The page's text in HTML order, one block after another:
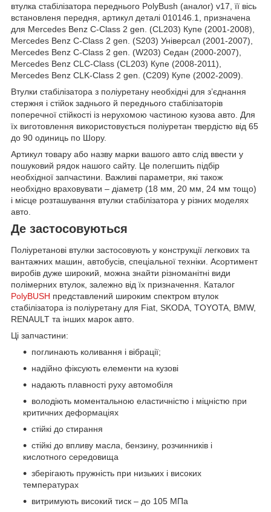
втулка стабілізатора переднього PolyBush (аналог) v17, її вісь
встановленя передня, артикул деталі 010146.1, призначена
для Mercedes Benz C-Class 2 gen. (CL203) Купе (2001-2008),
Mercedes Benz C-Class 2 gen. (S203) Універсал (2001-2007),
Mercedes Benz C-Class 2 gen. (W203) Седан (2000-2007),
Mercedes Benz CLC-Class (CL203) Купе (2008-2011),
Mercedes Benz CLK-Class 2 gen. (C209) Купе (2002-2009).
Втулки стабілізатора з поліуретану необхідні для з’єднання
стержня і стійок заднього й переднього стабілізаторів
поперечної стійкості із нерухомою частиною кузова авто. Для
їх виготовлення використовується поліуретан твердістю від 65
до 90 одиниць по Шору.
Артикул товару або назву марки вашого авто слід ввести у
пошуковий рядок нашого сайту. Це полегшить підбір
необхідної запчастини. Важливі параметри, які також
необхідно враховувати – діаметр (18 мм, 20 мм, 24 мм тощо)
і місце розташування втулки стабілізатора у різних моделях
авто.
Де застосовуються
Поліуретанові втулки застосовують у конструкції легкових та
вантажних машин, автобусів, спеціальної техніки. Асортимент
виробів дуже широкий, можна знайти різноманітні види
полімерних втулок, залежно від їх призначення. Каталог
PolyBUSH представлений широким спектром втулок
стабілізатора із поліуретану для Fiat, SKODA, TOYOTA, BMW,
RENAULT та інших марок авто.
Ці запчастини:
поглинають коливання і вібрації;
надійно фіксують елементи на кузові
надають плавності руху автомобіля
володіють моментальною еластичністю і міцністю при
критичних деформаціях
стійкі до стирання
стійкі до впливу масла, бензину, розчинників і
кислотного середовища
зберігають пружність при низьких і високих
температурах
витримують високий тиск – до 105 МПа